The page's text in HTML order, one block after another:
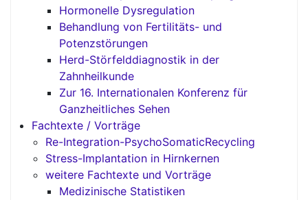
Hormonelle Dysregulation
Behandlung von Fertilitäts- und
Potenzstörungen
Herd-Störfelddiagnostik in der
Zahnheilkunde
Zur 16. Internationalen Konferenz für
Ganzheitliches Sehen
Fachtexte / Vorträge
Re-Integration-PsychoSomaticRecycling
Stress-Implantation in Hirnkernen
weitere Fachtexte und Vorträge
Medizinische Statistiken